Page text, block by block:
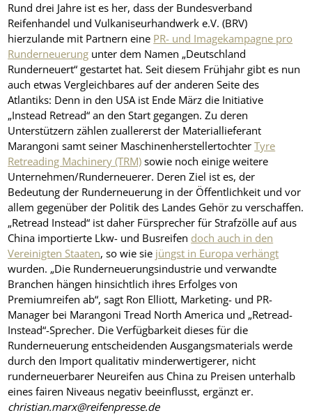
Rund drei Jahre ist es her, dass der Bundesverband
Reifenhandel und Vulkaniseurhandwerk e.V. (BRV)
hierzulande mit Partnern eine PR- und Imagekampagne pro
Runderneuerung unter dem Namen „Deutschland
Runderneuert“ gestartet hat. Seit diesem Frühjahr gibt es nun
auch etwas Vergleichbares auf der anderen Seite des
Atlantiks: Denn in den USA ist Ende März die Initiative
„Instead Retread“ an den Start gegangen. Zu deren
Unterstützern zählen zuallererst der Materiallieferant
Marangoni samt seiner MaschinenherstellertochterTyre
Retreading Machinery (TRM) sowie noch einige weitere
Unternehmen/Runderneuerer. Deren Ziel ist es, der
Bedeutung der Runderneuerung in der Öffentlichkeit und vor
allem gegenüber der Politik des Landes Gehör zu verschaffen.
„Retread Instead“ ist daher Fürsprecher für Strafzölle auf aus
China importierte Lkw- und Busreifen doch auch in den
Vereinigten Staaten, so wie sie jüngst in Europa verhängt
wurden. „Die Runderneuerungsindustrie und verwandte
Branchen hängen hinsichtlich ihres Erfolges von
Premiumreifen ab“, sagt Ron Elliott, Marketing- und PR-
Manager bei Marangoni Tread North America und „Retread-
Instead“-Sprecher. Die Verfügbarkeit dieses für die
Runderneuerung entscheidenden Ausgangsmaterials werde
durch den Import qualitativ minderwertigerer, nicht
runderneuerbarer Neureifen aus China zu Preisen unterhalb
eines fairen Niveaus negativ beeinflusst, ergänzt er.
christian.marx@reifenpresse.de